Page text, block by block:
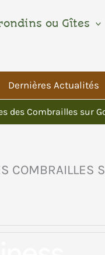
ou Gîtes
Dernières Actualités
des Combrailles sur
COMBRAILLES